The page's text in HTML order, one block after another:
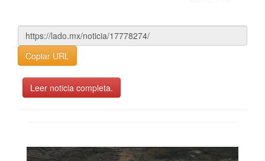
Copiar URL
Leer noticia completa.